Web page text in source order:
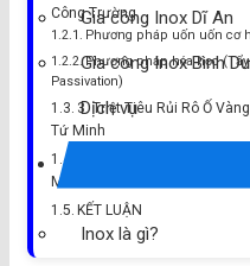
Gia công Inox Dĩ An
Gia công Inox Bình
Dịch vụ
Inox là gì?
Công Trường
Phương pháp uốn uốn cơ
Phương pháp hóa học
Passivation)
3. Triệt Tiêu Rủi Rô Ố
Tứ Minh
4. Lợi Thế Khi Chọn
Minh
KẾT LUẬN